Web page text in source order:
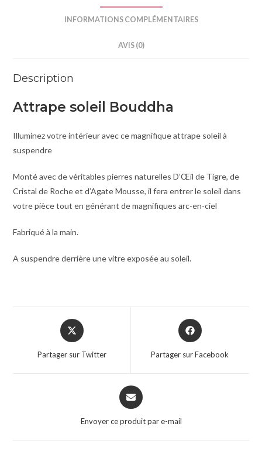
INFORMATIONS COMPLÉMENTAIRES
AVIS (0)
Description
Attrape soleil Bouddha
Illuminez votre intérieur avec ce magnifique attrape soleil à
suspendre
Monté avec de véritables pierres naturelles D’Œil de Tigre, de
Cristal de Roche et d’Agate Mousse, il fera entrer le soleil dans
votre pièce tout en générant de magnifiques arc-en-ciel
Fabriqué à la main.
A suspendre derrière une vitre exposée au soleil.
Partager sur Twitter Partager sur Facebook
Envoyer ce produit par e-mail